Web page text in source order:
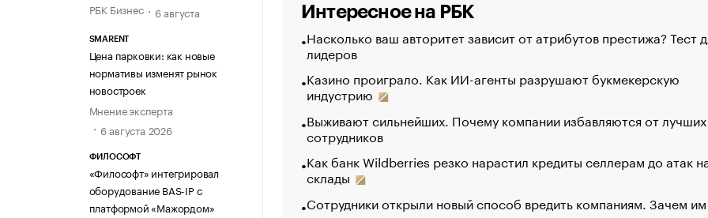
РБК Бизнес
6 августа
SMARENT
Цена парковки: как новые
нормативы изменят рынок
новостроек
Мнение эксперта
6 августа 2026
ФИЛОСОФТ
«Философт» интегрировал
оборудование BAS-IP с
платформой «Мажордом»
Интересное на РБК
Насколько ваш авторитет зависит от атрибутов престижа? Тест
лидеров
Казино проиграло. Как ИИ-агенты разрушают букмекерскую
индустрию
Выживают сильнейших. Почему компании избавляются от лучших
сотрудников
Как банк Wildberries резко нарастил кредиты селлерам до атак
склады
Сотрудники открыли новый способ вредить компаниям. Зачем